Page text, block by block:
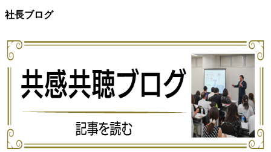
社長ブログ